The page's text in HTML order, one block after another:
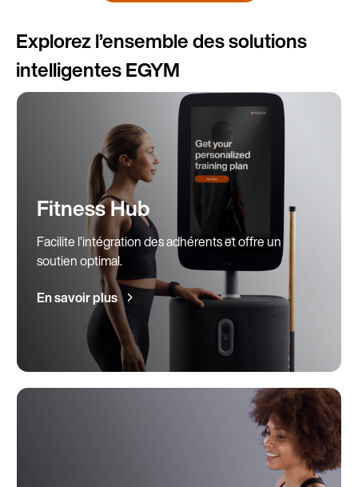
Explorez l’ensemble des solutions
intelligentes EGYM
Fitness Hub
Facilite l’intégration des adhérents et offre un
soutien optimal.
En savoir plus